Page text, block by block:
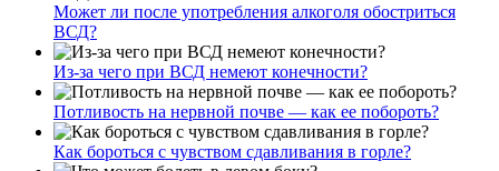
Может ли после употребления алкоголя обостриться
ВСД?
Из-за чего при ВСД немеют конечности?
Потливость на нервной почве — как ее побороть?
Как бороться с чувством сдавливания в горле?